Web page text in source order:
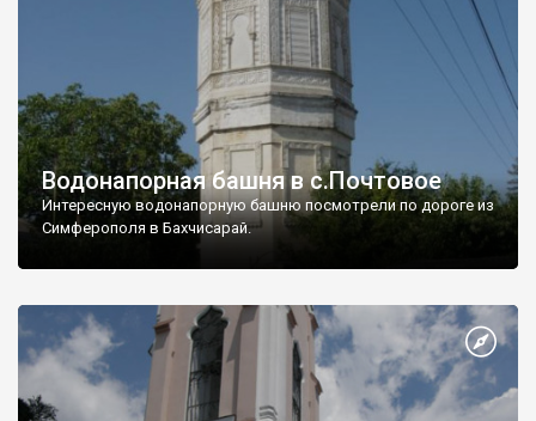
Водонапорная башня в с.Почтовое
Интересную водонапорную башню посмотрели по дороге из
Симферополя в Бахчисарай.